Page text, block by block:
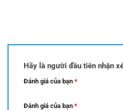
Hãy là người đầu tiên nhận
Đánh giá của bạn *
Đánh giá của bạn *